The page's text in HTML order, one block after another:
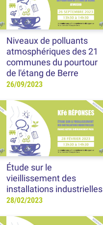
Niveaux de polluants
atmosphériques des 21
communes du pourtour
de l'étang de Berre
26/09/2023
Étude sur le
vieillissement des
installations industrielles
28/02/2023